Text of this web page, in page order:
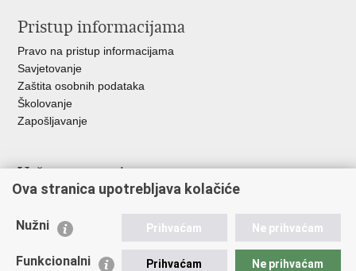
Pristup informacijama
Pravo na pristup informacijama
Savjetovanje
Zaštita osobnih podataka
Školovanje
Zapošljavanje
Važne poveznice
Ministarstvo unutarnjih poslova
Udruge
Policijska akademija
Ova stranica upotrebljava kolačiće
Nužni Prihvaćam Ne prihvaćam
Funkcionalni Prihvaćam Ne prihvaćam